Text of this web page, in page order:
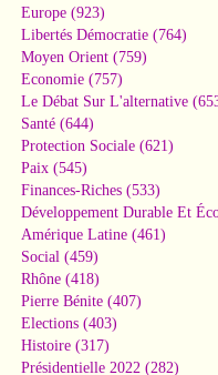
Europe (923)
Libertés Démocratie (764)
Moyen Orient (759)
Economie (757)
Le Débat Sur L'alternative
Santé (644)
Protection Sociale (621)
Paix (545)
Finances-Riches (533)
Développement Durable Et
Amérique Latine (461)
Social (459)
Rhône (418)
Pierre Bénite (407)
Elections (403)
Histoire (317)
Présidentielle 2022 (282)